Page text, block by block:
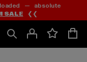
— absolute
SALE ❮❮